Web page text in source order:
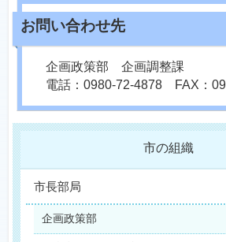
企画政策部 企画調整課
電話：0980-72-4878 FAX：
市の組織
市長部局
企画政策部